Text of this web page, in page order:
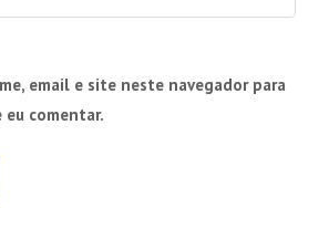
email e site neste navegador para
eu comentar.